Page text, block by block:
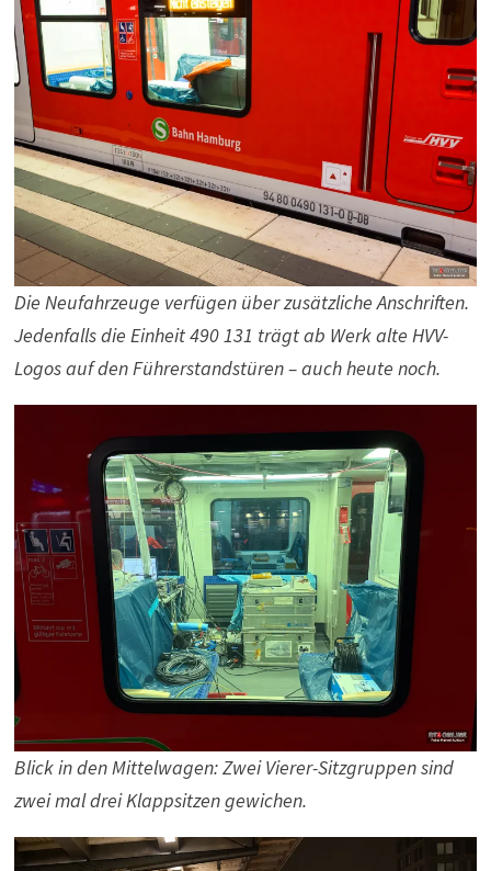
Die Neufahrzeuge verfügen über zusätzliche Anschriften.
Jedenfalls die Einheit 490 131 trägt ab Werk alte HVV-
Logos auf den Führerstandstüren – auch heute noch.
Blick in den Mittelwagen: Zwei Vierer-Sitzgruppen sind
zwei mal drei Klappsitzen gewichen.